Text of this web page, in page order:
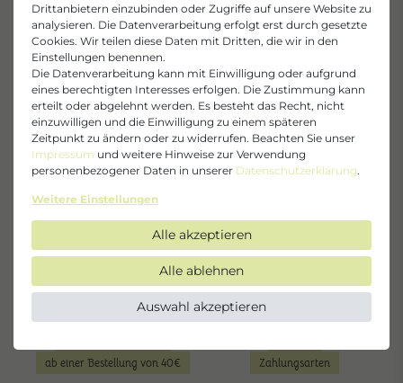
Offizieller Herstellershop
direkt & sicher einkaufen
Gratisproben
bei jeder Bestellung
ab einer Bestellung von 40€
Zahlungsarten
Drittanbietern einzubinden oder Zugriffe auf unsere Website zu
analysieren. Die Datenverarbeitung erfolgt erst durch gesetzte
Cookies. Wir teilen diese Daten mit Dritten, die wir in den
Einstellungen benennen.
Die Datenverarbeitung kann mit Einwilligung oder aufgrund
eines berechtigten Interesses erfolgen. Die Zustimmung kann
erteilt oder abgelehnt werden. Es besteht das Recht, nicht
einzuwilligen und die Einwilligung zu einem späteren
Zeitpunkt zu ändern oder zu widerrufen. Beachten Sie unser
Impressum und weitere Hinweise zur Verwendung
personenbezogener Daten in unserer Daten­schutz­erklärung.
Weitere Einstellungen
Alle akzeptieren
Alle ablehnen
Auswahl akzeptieren